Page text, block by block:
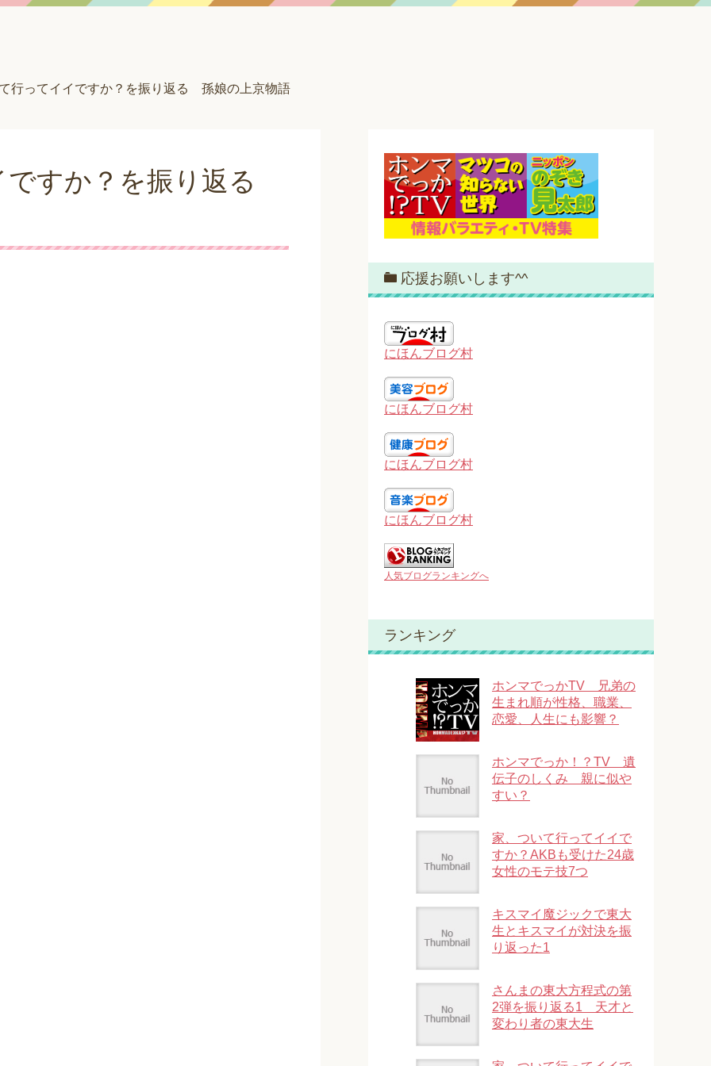
行ってイイですか？を振り返る 孫娘の上京物語
ですか？を振り返る
応援お願いします^^
にほんブログ村
にほんブログ村
にほんブログ村
にほんブログ村
人気ブログランキングへ
ランキング
ホンマでっかTV 兄弟の
生まれ順が性格、職業、
恋愛、人生にも影響？
ホンマでっか！？TV 遺
伝子のしくみ 親に似や
すい？
家、ついて行ってイイで
すか？AKBも受けた24歳
女性のモテ技7つ
キスマイ魔ジックで東大
生とキスマイが対決を振
り返った1
さんまの東大方程式の第
2弾を振り返る1 天才と
変わり者の東大生